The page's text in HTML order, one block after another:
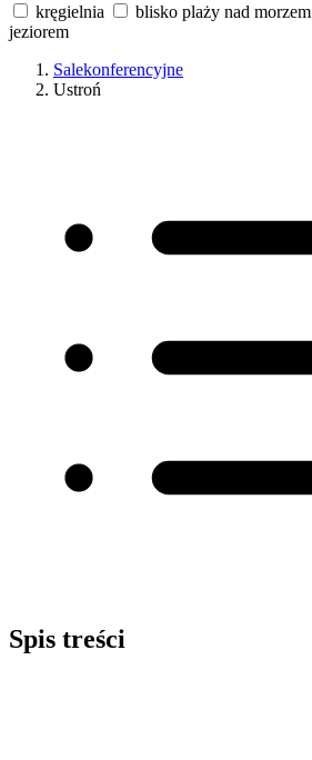
kręgielnia
blisko plaży nad morzem
jeziorem
Salekonferencyjne
Ustroń
Spis treści